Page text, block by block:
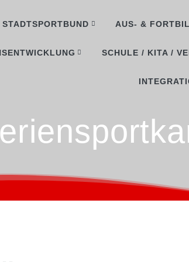
STADTSPORTBUND AUS- &
SCHULE / KITA /